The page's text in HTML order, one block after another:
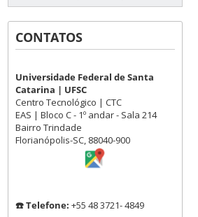
CONTATOS
Universidade Federal de Santa
Catarina | UFSC
Centro Tecnológico | CTC
EAS | Bloco C - 1º andar - Sala 214
Bairro Trindade
Florianópolis-SC, 88040-900
☎️ Telefone: +55 48 3721- 4849